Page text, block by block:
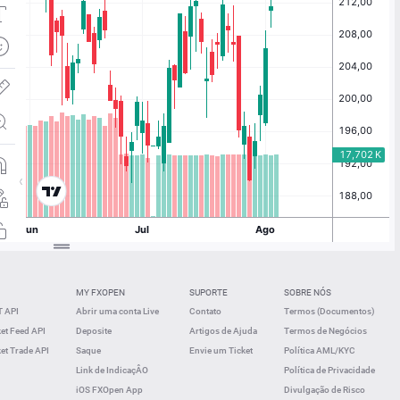
API
Feed API
Trade API
MY FXOPEN
Abrir uma conta Live
Deposite
Saque
Link de IndicaçÂO
iOS FXOpen App
SUPORTE
Contato
Artigos de Ajuda
Envie um Ticket
SOBRE NÓS
Termos (Documentos)
Termos de Negócios
Política AML/KYC
Política de Privacidade
Divulgação de Risco